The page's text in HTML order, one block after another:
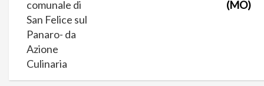
comunale di
San Felice sul
Panaro- da
Azione
Culinaria
(MO)